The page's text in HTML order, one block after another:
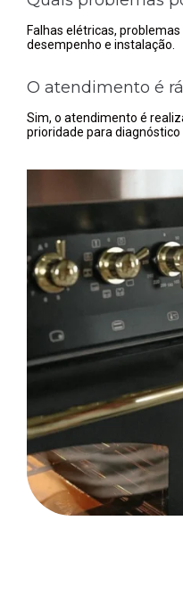
Falhas elétricas,
desempenho e instalação.
O atendimento é
Sim, o atendimento é
prioridade para diagnóstico